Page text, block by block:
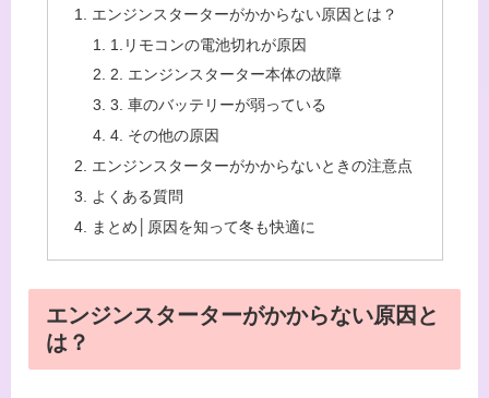
エンジンスターターがかからない原因とは？
1.リモコンの電池切れが原因
2. エンジンスターター本体の故障
3. 車のバッテリーが弱っている
4. その他の原因
エンジンスターターがかからないときの注意点
よくある質問
まとめ│原因を知って冬も快適に
エンジンスターターがかからない原因と
は？